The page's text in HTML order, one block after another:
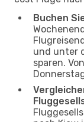
Buchen
und unter
sparen.